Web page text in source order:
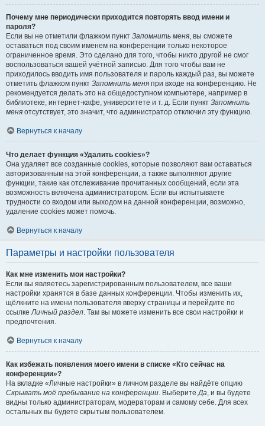
Почему мне периодически приходится повторять ввод имени и
пароля?
Если вы не отметили флажком пункт Запомнить меня, вы сможете
оставаться под своим именем на конференции только некоторое
ограниченное время. Это сделано для того, чтобы никто другой не смог
воспользоваться вашей учётной записью. Для того чтобы вам не
приходилось вводить имя пользователя и пароль каждый раз, вы можете
отметить флажком пункт Запомнить меня при входе на конференцию. Не
рекомендуется делать это на общедоступном компьютере, например в
библиотеке, интернет-кафе, университете и т. д. Если пункт Запомнить
меня отсутствует, это значит, что администратор отключил эту функцию.
Вернуться к началу
Что делает функция «Удалить cookies»?
Она удаляет все созданные cookies, которые позволяют вам оставаться
авторизованным на этой конференции, а также выполняют другие
функции, такие как отслеживание прочитанных сообщений, если эта
возможность включена администратором. Если вы испытываете
трудности со входом или выходом на данной конференции, возможно,
удаление cookies может помочь.
Вернуться к началу
Параметры и настройки пользователя
Как мне изменить мои настройки?
Если вы являетесь зарегистрированным пользователем, все ваши
настройки хранятся в базе данных конференции. Чтобы изменить их,
щёлкните на имени пользователя вверху страницы и перейдите по
ссылкеЛичный раздел. Там вы можете изменить все свои настройки и
предпочтения.
Вернуться к началу
Как избежать появления моего имени в списке «Кто сейчас на
конференции»?
На вкладке «Личные настройки» в личном разделе вы найдёте опцию
Скрывать моё пребывание на конференции. ВыберитеДа, и вы будете
видны только администраторам, модераторам и самому себе. Для всех
остальных вы будете скрытым пользователем.